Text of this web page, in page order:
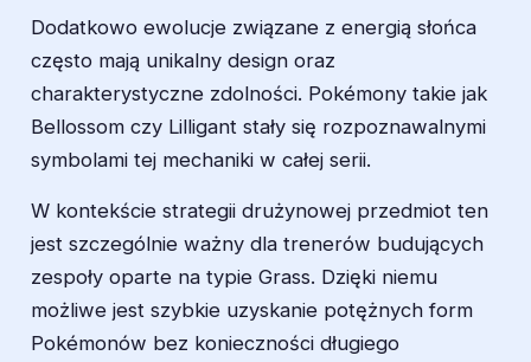
Dodatkowo ewolucje związane z energią słońca
często mają unikalny design oraz
charakterystyczne zdolności. Pokémony takie jak
Bellossom czy Lilligant stały się rozpoznawalnymi
symbolami tej mechaniki w całej serii.
W kontekście strategii drużynowej przedmiot ten
jest szczególnie ważny dla trenerów budujących
zespoły oparte na typie Grass. Dzięki niemu
możliwe jest szybkie uzyskanie potężnych form
Pokémonów bez konieczności długiego